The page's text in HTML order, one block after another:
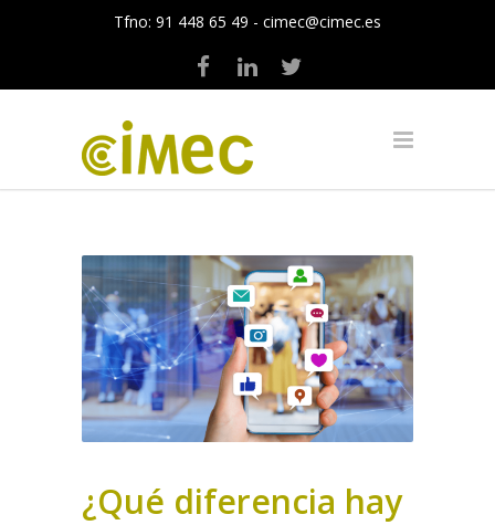
Tfno: 91 448 65 49 - cimec@cimec.es
¿Qué diferencia hay